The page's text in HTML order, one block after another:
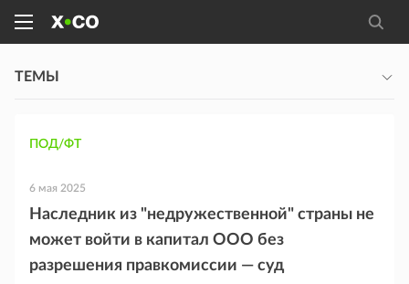
ТЕМЫ
ПОД/ФТ
6 мая 2025
Наследник из "недружественной" страны не
может войти в капитал ООО без
разрешения правкомиссии — суд